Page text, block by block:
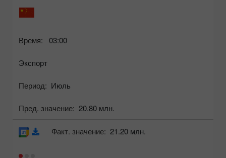
Время: 03:00
Экспорт
Период: Июль
Пред. значение: 20.80 млн.
Факт. значение: 21.20 млн.